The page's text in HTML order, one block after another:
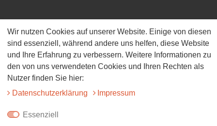
© 2025 Tiervitalshop | Webentwicklung & Webdesign WERK38
Wir nutzen Cookies auf unserer Website. Einige von diesen
sind essenziell, während andere uns helfen, diese Website
und Ihre Erfahrung zu verbessern. Weitere Informationen zu
den von uns verwendeten Cookies und Ihren Rechten als
Nutzer finden Sie hier:
Daten­schutz­erklärung
Impressum
Essenziell